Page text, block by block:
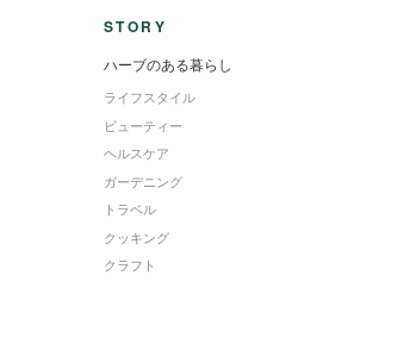
STORY
ハーブのある暮らし
ライフスタイル
ビューティー
ヘルスケア
ガーデニング
トラベル
クッキング
クラフト